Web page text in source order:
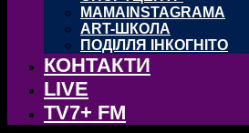
MAMAINSTAGRAMA
ART-ШКОЛА
ПОДІЛЛЯ ІНКОГНІТО
КОНТАКТИ
LIVE
TV7+ FM